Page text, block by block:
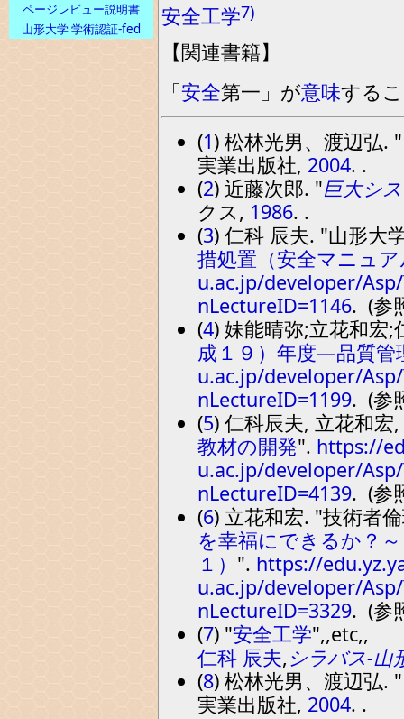
ページレビュー説明書
山形大学 学術認証-fed
安全工学7)
【関連書籍】
「安全第一 」 が意味する
(1) 松林光男、渡辺弘.
実業出版社, 2004. .
(2) 近藤次郎.
巨大シ
クス, 1986. .
(3) 仁科 辰夫. 山形大
措処置（安全マニュ
u.ac.jp/developer/
nLectureID=1146. (参
(4) 妹能晴弥;立花和宏
成１９）年度―品質管
u.ac.jp/developer/
nLectureID=1199. (参
(5) 仁科辰夫, 立花和
教材の開発 . https://
u.ac.jp/developer/
nLectureID=4139. (参
(6) 立花和宏. 技術者
を幸福にできるか？
１）
. https://
u.ac.jp/developer/
nLectureID=3329. (参
(7) 安全工学 ,,etc,,
仁科 辰夫, シラバス-山
(8) 松林光男、渡辺弘.
実業出版社, 2004. .